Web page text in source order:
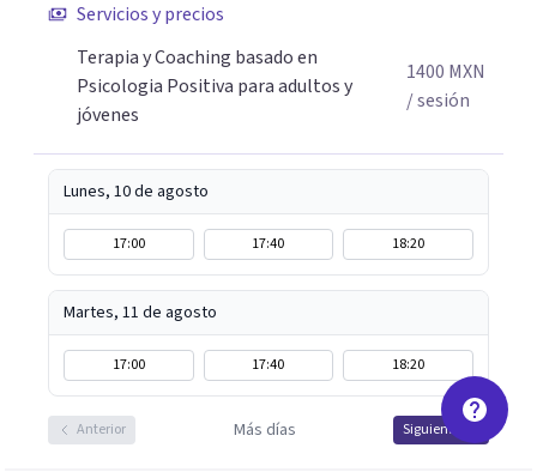
manera presencial en la Ciudad de México.
Adicionalmente enseño herramientas de psicología
positiva y bienestar a grupos y equipos.
Servicios y precios
Terapia y Coaching basado en
Psicologia Positiva para adultos y
jóvenes
1400 MXN
/ sesión
Lunes, 10 de agosto
17:00 17:40 18:20
Martes, 11 de agosto
17:00 17:40 18:20
Anterior Más días Siguiente